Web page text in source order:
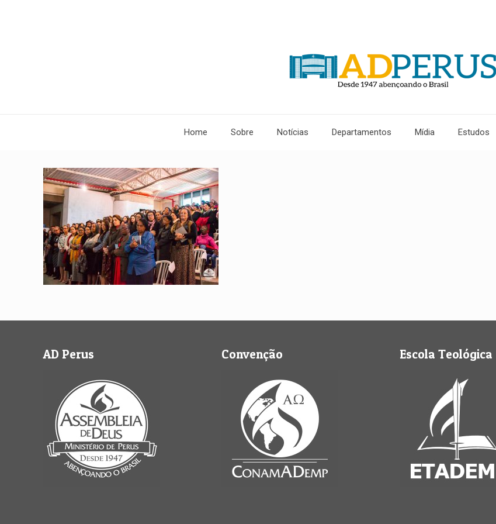
Home Sobre Notícias Departamentos Mídia Estudos
AD Perus Convenção Escola Teológica